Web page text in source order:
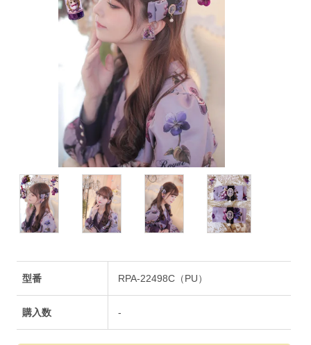
型番 RPA-22498C（PU）
購入数 -